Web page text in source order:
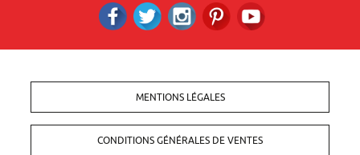
MENTIONS LÉGALES
CONDITIONS GÉNÉRALES DE VENTES